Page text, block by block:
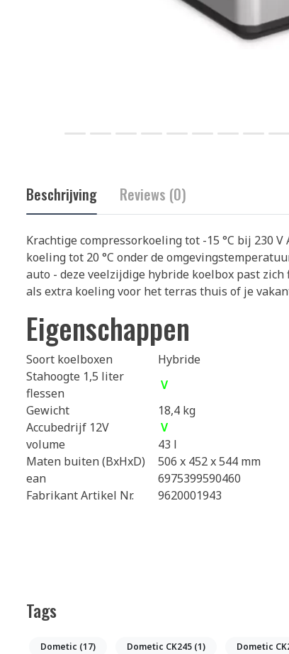
Beschrijving Reviews (0)
Krachtige compressorkoeling tot -15 °C bij 230
koeling tot 20 °C onder de
auto - deze veelzijdige hybride koelbox past
als extra koeling voor het terras thuis of je
Eigenschappen
Soort koelboxen
Hybride
Stahoogte 1,5 liter
flessen
V
Gewicht
18,4 kg
Accubedrijf 12V
V
volume
43 l
Maten buiten (BxHxD)
506 x 452 x 544 mm
ean
6975399590460
Fabrikant Artikel Nr.
9620001943
Tags
Dometic (17) Dometic CK245 (1) Dometic